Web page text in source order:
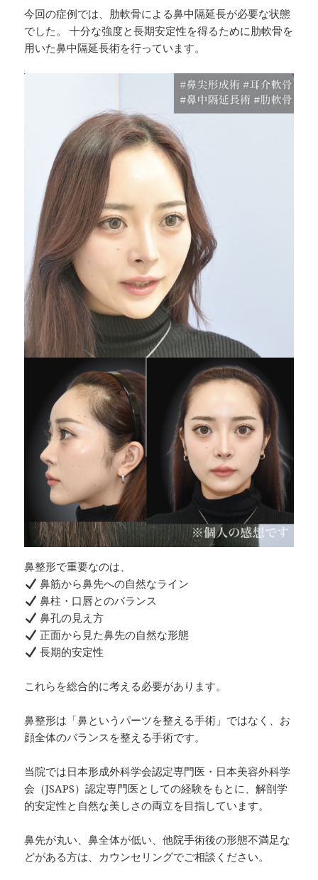
今回の症例では、肋軟骨による鼻中隔延長が必要な状態
でした。 十分な強度と長期安定性を得るために肋軟骨を
用いた鼻中隔延長術を行っています。
鼻整形で重要なのは、
鼻筋から鼻先への自然なライン
鼻柱・口唇とのバランス
鼻孔の見え方
正面から見た鼻先の自然な形態
長期的安定性
これらを総合的に考える必要があります。
鼻整形は「鼻というパーツを整える手術」ではなく、お
顔全体のバランスを整える手術です。
当院では日本形成外科学会認定専門医・日本美容外科学
会（JSAPS）認定専門医としての経験をもとに、解剖学
的安定性と自然な美しさの両立を目指しています。
鼻先が丸い、鼻全体が低い、他院手術後の形態不満足な
どがある方は、カウンセリングでご相談ください。